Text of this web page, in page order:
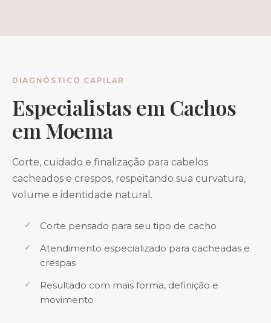
DIAGNÓSTICO CAPILAR
Especialistas em Cachos
em Moema
Corte, cuidado e finalização para cabelos
cacheados e crespos, respeitando sua curvatura,
volume e identidade natural.
Corte pensado para seu tipo de cacho
Atendimento especializado para cacheadas e
crespas
Resultado com mais forma, definição e
movimento